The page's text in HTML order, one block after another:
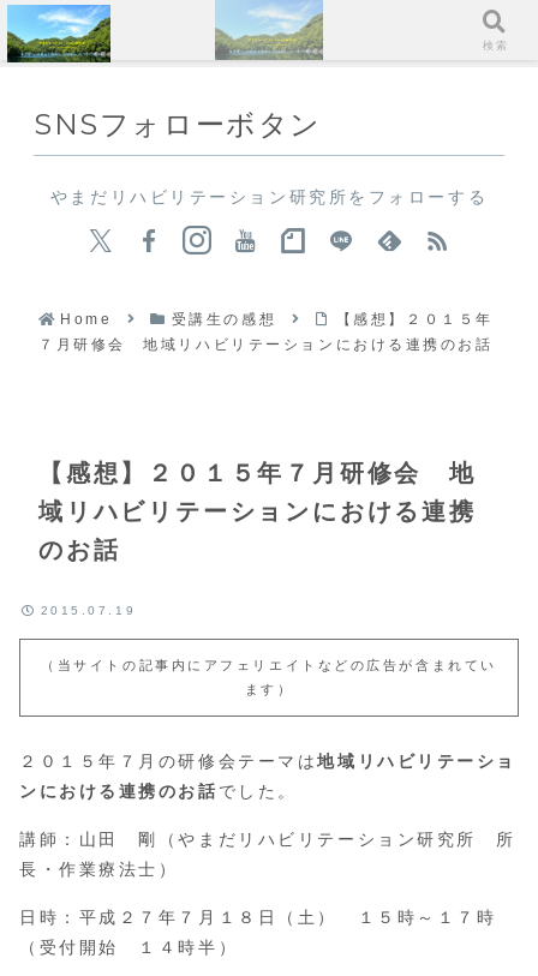
SNSフォローボタン
やまだリハビリテーション研究所をフォローする
Home 受講生の感想
【感想】２０１５年
７月研修会 地域リハビリテーションにおける連携のお話
【感想】２０１５年７月研修会 地
域リハビリテーションにおける連携
のお話
2015.07.19
（当サイトの記事内にアフェリエイトなどの広告が含まれてい
ます）
２０１５年７月の研修会テーマは地域リハビリテーショ
ンにおける連携のお話 でした。
講師：山田 剛（やまだリハビリテーション研究所 所
長・作業療法士）
日時：平成２７年７月１８日（土） １５時～１７時
（受付開始 １４時半）
メニュー 検索